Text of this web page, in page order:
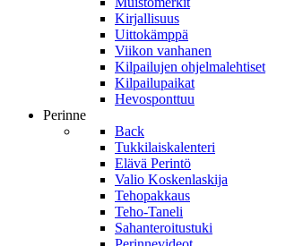
Kirjallisuus
Uittokämppä
Viikon vanhanen
Kilpailujen ohjelmalehtiset
Kilpailupaikat
Hevosponttuu
Perinne
Back
Tukkilaiskalenteri
Elävä Perintö
Valio Koskenlaskija
Tehopakkaus
Teho-Taneli
Sahanteroitustuki